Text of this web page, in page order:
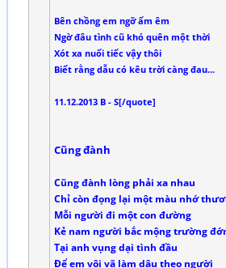
Bên chồng em ngỡ ấm êm
Ngờ đâu tình cũ khó quên một thời
Xót xa nuối tiếc vậy thôi
Biết rằng dẫu có kêu trời càng đau...
11.12.2013 B - S[/quote]
Cũng đành
Cũng đành lòng phải xa nhau
Chỉ còn đọng lại một màu nhớ
Mỗi người đi một con đường
Kẻ nam người bắc mộng trường
Tại anh vụng dại tình đầu
Để em vội vã làm dâu theo người